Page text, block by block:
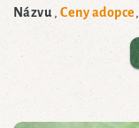
Názvu
Ceny adopce